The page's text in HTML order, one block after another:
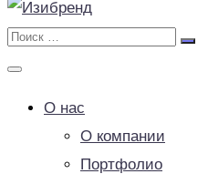
О нас
О компании
Портфолио